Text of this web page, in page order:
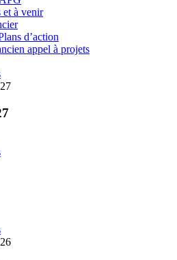
et à venir
d’action
appel à projets